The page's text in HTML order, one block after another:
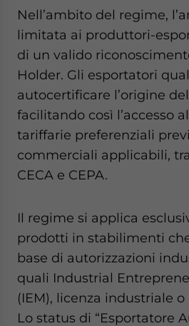
Nell’ambito del regime,
limitata ai produttori-
di un valido
Holder. Gli esportatori
autocertificare l’origine
facilitando così l’accesso
tariffarie preferenziali
commerciali applicabili, tra
CECA e CEPA.
Il regime si applica
prodotti in stabilimenti
base di autorizzazioni
quali Industrial
(IEM), licenza industriale
Lo status di “Esportatore